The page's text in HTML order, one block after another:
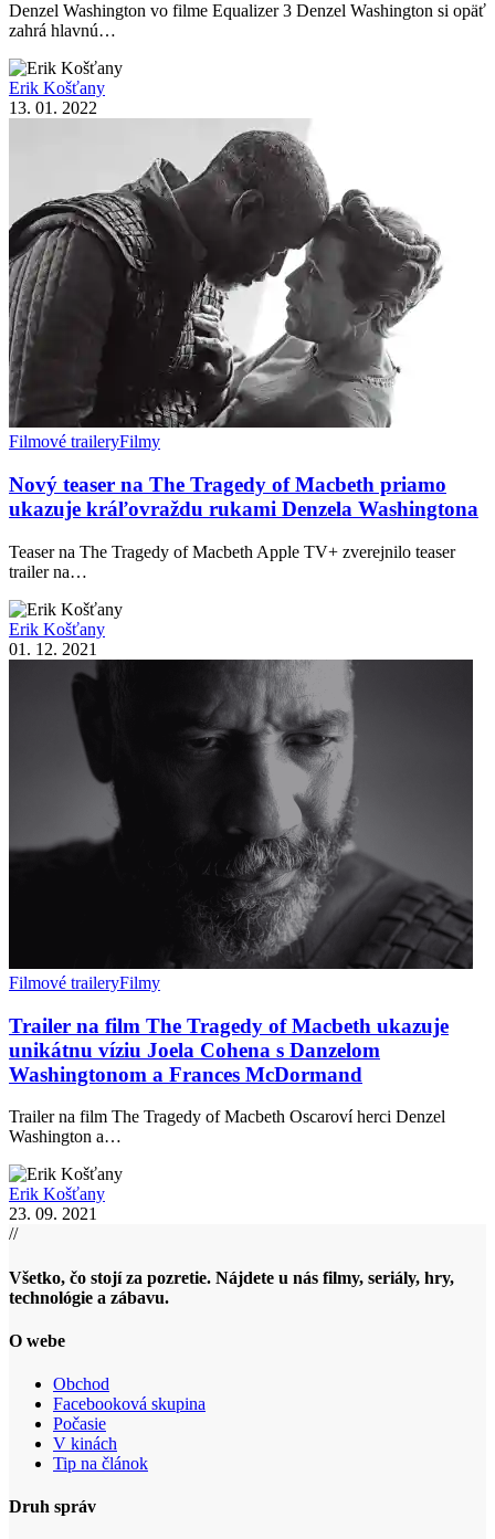
Denzel Washington vo filme Equalizer 3 Denzel Washington si opäť
zahrá hlavnú…
Erik Košťany
13. 01. 2022
Filmové traileryFilmy
Nový teaser na The Tragedy of Macbeth priamo
ukazuje kráľovraždu rukami Denzela Washingtona
Teaser na The Tragedy of Macbeth Apple TV+ zverejnilo teaser
trailer na…
Erik Košťany
01. 12. 2021
Filmové traileryFilmy
Trailer na film The Tragedy of Macbeth ukazuje
unikátnu víziu Joela Cohena s Danzelom
Washingtonom a Frances McDormand
Trailer na film The Tragedy of Macbeth Oscaroví herci Denzel
Washington a…
Erik Košťany
23. 09. 2021
//
Všetko, čo stojí za pozretie. Nájdete u nás filmy, seriály, hry,
technológie a zábavu.
O webe
Obchod
Facebooková skupina
Počasie
V kinách
Tip na článok
Druh správ